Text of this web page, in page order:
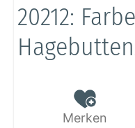
20212:
Merken